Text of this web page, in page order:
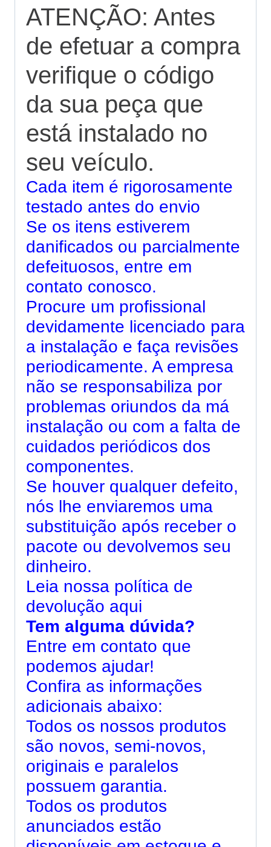
ATENÇÃO: Antes
de efetuar a compra
verifique o código
da sua peça que
está instalado no
seu veículo.
Cada item é rigorosamente
testado antes do envio
Se os itens estiverem
danificados ou parcialmente
defeituosos, entre em
contato conosco.
Procure um profissional
devidamente licenciado para
a instalação e faça revisões
periodicamente. A empresa
não se responsabiliza por
problemas oriundos da má
instalação ou com a falta de
cuidados periódicos dos
componentes.
Se houver qualquer defeito,
nós lhe enviaremos uma
substituição após receber o
pacote ou devolvemos seu
dinheiro.
Leia nossa política de
devolução aqui
Tem alguma dúvida?
Entre em contato que
podemos ajudar!
Confira as informações
adicionais abaixo:
Todos os nossos produtos
são novos, semi-novos,
originais e paralelos
possuem garantia.
Todos os produtos
anunciados estão